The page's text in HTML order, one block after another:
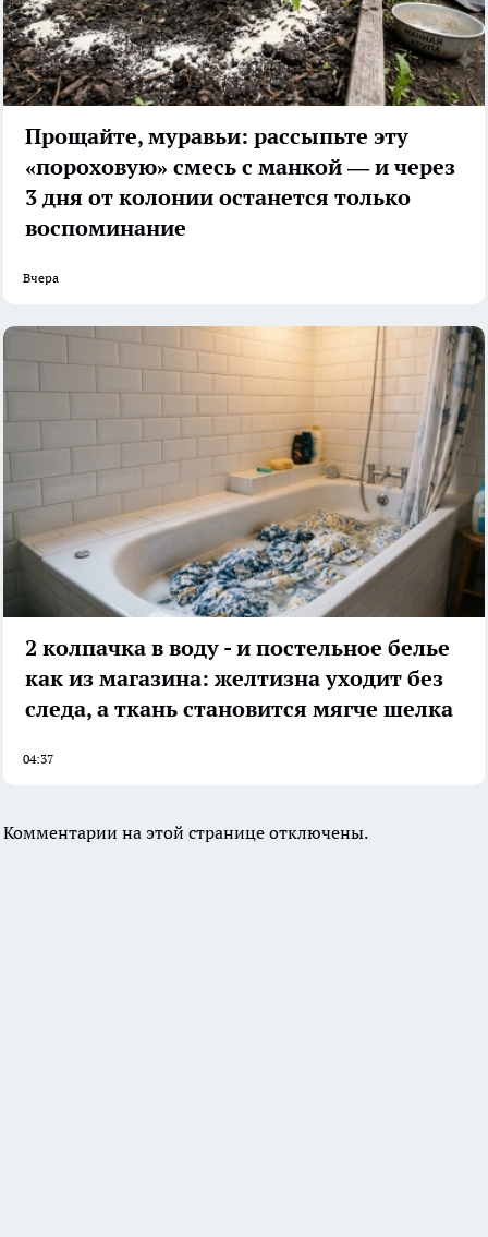
Прощайте, муравьи: рассыпьте эту
«пороховую» смесь с манкой — и через
3 дня от колонии останется только
воспоминание
Вчера
2 колпачка в воду - и постельное белье
как из магазина: желтизна уходит без
следа, а ткань становится мягче шелка
04:37
Комментарии на этой странице отключены.